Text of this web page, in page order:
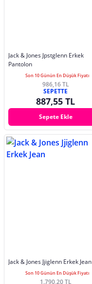
Jack & Jones Jpstglenn Erkek
Pantolon
Son 10 Günün En Düşük Fiyatı
986,16 TL
SEPETTE
887,55 TL
Sepete Ekle
Jack & Jones Jjiglenn Erkek Jean
Son 10 Günün En Düşük Fiyatı
1.790,20 TL